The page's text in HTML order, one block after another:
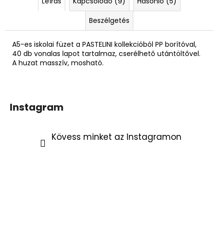
Beszélgetés
A5-es iskolai füzet a PASTELINI kollekcióból PP borítóval,
40 db vonalas lapot tartalmaz, cserélhető utántöltővel.
A huzat masszív, mosható.
Instagram
Kövess minket az Instagramon